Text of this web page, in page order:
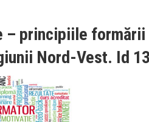
– principiile
Nord-Vest. Id